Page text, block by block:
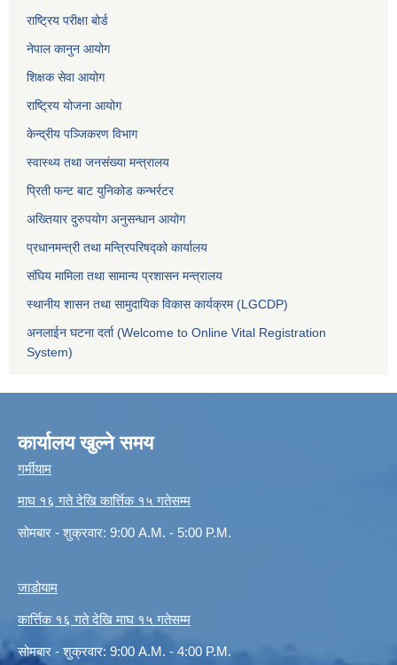
राष्ट्रिय परीक्षा बोर्ड
नेपाल कानुन आयोग
शिक्षक सेवा आयोग
राष्ट्रिय योजना आयोग
केन्द्रीय पञ्जिकरण विभाग
स्वास्थ्य तथा जनसंख्या मन्त्रालय
प्रिती फन्ट बाट युनिकोड कन्भर्रटर
अख्तियार दुरुपयोग अनुसन्धान आयोग
प्रधानमन्त्री तथा मन्त्रिपरिषद्को कार्यालय
संघिय मामिला तथा सामान्य प्रशासन मन्त्रालय
स्थानीय शासन तथा सामुदायिक विकास कार्यक्रम (LGCDP)
अनलाईन घटना दर्ता (Welcome to Online Vital Registration
System)
कार्यालय खुल्ने समय
गर्मीयाम
माघ १६ गते देखि कार्त्तिक १५ गतेसम्म
सोमबार - शुक्रवार: 9:00 A.M. - 5:00 P.M.
जाडोयाम
कार्त्तिक १६ गते देखि माघ १५ गतेसम्म
सोमबार - शुक्रवार: 9:00 A.M. - 4:00 P.M.